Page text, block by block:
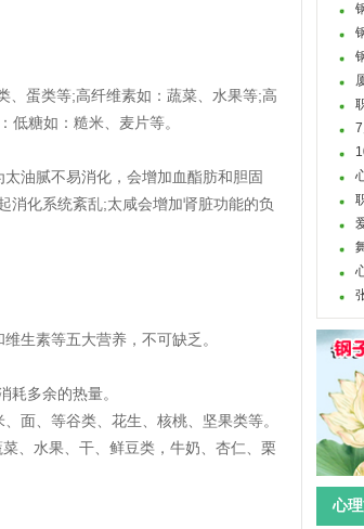
蛋类等;高纤维素如：蔬菜、水果等;高
低糖如：糙米、麦片等。
油腻不易消化，会增加血酯肪和胆固
消化系统紊乱;太咸会增加肾脏功能的负
生素等五大营养，不可缺乏。
耗多余的热量。
面、等谷类、花生、核桃、坚果类等。
、水果、干、鲜豆类，牛奶、杏仁、栗
心